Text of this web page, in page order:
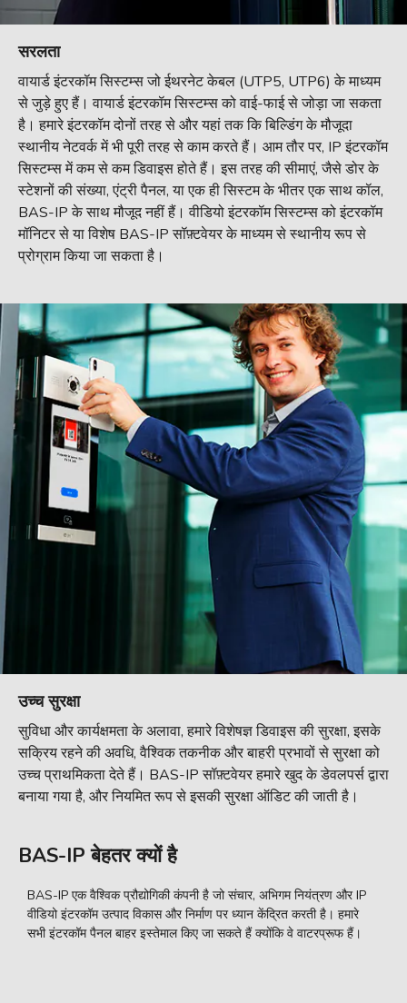
सरलता
वायार्ड इंटरकॉम सिस्टम्स जो ईथरनेट केबल (UTP5, UTP6) के माध्यम
से जुड़े हुए हैं। वायार्ड इंटरकॉम सिस्टम्स को वाई-फाई से जोड़ा जा सकता
है। हमारे इंटरकॉम दोनों तरह से और यहां तक कि बिल्डिंग के मौजूदा
स्थानीय नेटवर्क में भी पूरी तरह से काम करते हैं। आम तौर पर, IP इंटरकॉम
सिस्टम्स में कम से कम डिवाइस होते हैं। इस तरह की सीमाएं, जैसे डोर के
स्टेशनों की संख्या, एंट्री पैनल, या एक ही सिस्टम के भीतर एक साथ कॉल,
BAS-IP के साथ मौजूद नहीं हैं। वीडियो इंटरकॉम सिस्टम्स को इंटरकॉम
मॉनिटर से या विशेष BAS-IP सॉफ़्टवेयर के माध्यम से स्थानीय रूप से
प्रोग्राम किया जा सकता है।
उच्च सुरक्षा
सुविधा और कार्यक्षमता के अलावा, हमारे विशेषज्ञ डिवाइस की सुरक्षा, इसके
सक्रिय रहने की अवधि, वैश्विक तकनीक और बाहरी प्रभावों से सुरक्षा को
उच्च प्राथमिकता देते हैं। BAS-IP सॉफ़्टवेयर हमारे खुद के डेवलपर्स द्वारा
बनाया गया है, और नियमित रूप से इसकी सुरक्षा ऑडिट की जाती है।
BAS-IP बेहतर क्यों है
BAS-IP एक वैश्विक प्रौद्योगिकी कंपनी है जो संचार, अभिगम नियंत्रण और IP
वीडियो इंटरकॉम उत्पाद विकास और निर्माण पर ध्यान केंद्रित करती है। हमारे
सभी इंटरकॉम पैनल बाहर इस्तेमाल किए जा सकते हैं क्योंकि वे वाटरप्रूफ हैं।